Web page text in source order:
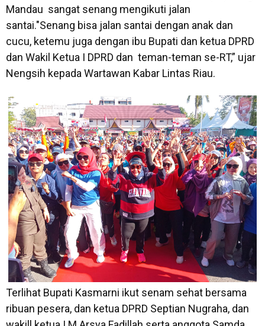
Mandau sangat senang mengikuti jalan
santai."Senang bisa jalan santai dengan anak dan
cucu, ketemu juga dengan ibu Bupati dan ketua DPRD
dan Wakil Ketua I DPRD dan teman-teman se-RT,” ujar
Nengsih kepada Wartawan Kabar Lintas Riau.
Terlihat Bupati Kasmarni ikut senam sehat bersama
ribuan pesera, dan ketua DPRD Septian Nugraha, dan